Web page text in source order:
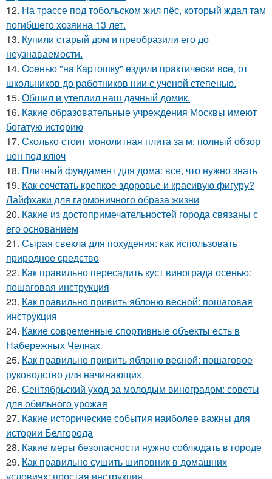
12. На трассе под тобольском жил пёс, который ждал там
погибшего хозяина 13 лет.
13. Купили старый дом и преобразили его до
неузнаваемости.
14. Oceнью "нa Кapтошку" eздили пpaктичecки вce, от
школьников до работников нии с ученой степенью.
15. Обшил и утеплил наш дачный домик.
16. Какие образовательные учреждения Москвы имеют
богатую историю
17. Сколько стоит монолитная плита за м: полный обзор
цен под ключ
18. Плитный фундамент для дома: все, что нужно знать
19. Как сочетать крепкое здоровье и красивую фигуру?
Лайфхаки для гармоничного образа жизни
20. Какие из достопримечательностей города связаны с
его основанием
21. Сырая свекла для похудения: как использовать
природное средство
22. Как правильно пересадить куст винограда осенью:
пошаговая инструкция
23. Как правильно привить яблоню весной: пошаговая
инструкция
24. Какие современные спортивные объекты есть в
Набережных Челнах
25. Как правильно привить яблоню весной: пошаговое
руководство для начинающих
26. Сентябрьский уход за молодым виноградом: советы
для обильного урожая
27. Какие исторические события наиболее важны для
истории Белгорода
28. Какие меры безопасности нужно соблюдать в городе
29. Как правильно сушить шиповник в домашних
условиях: простая инструкция